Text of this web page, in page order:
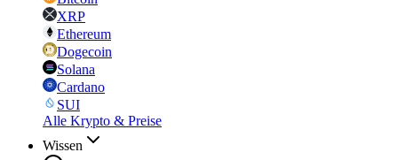
XRP
Ethereum
Dogecoin
Solana
Cardano
SUI
Alle Krypto & Preise
Wissen